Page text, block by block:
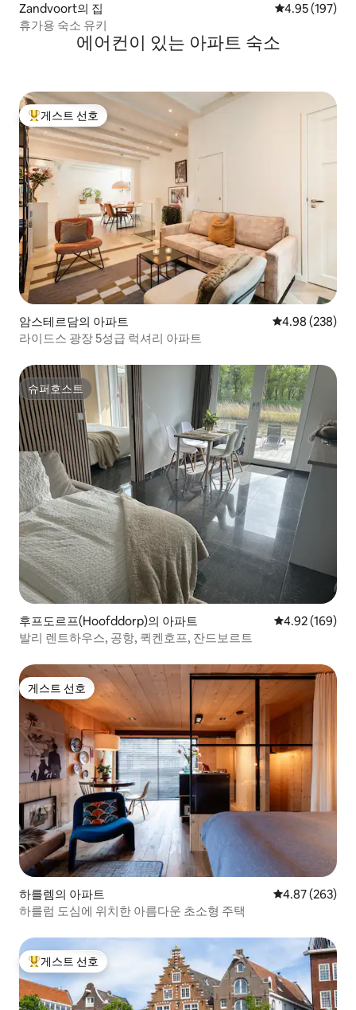
Zandvoort의 집 평점 4.95점(5
4.95 (197)
휴가용 숙소 유키
에어컨이 있는 아파트 숙소
상위 게스트 선호
게스트 선호
암스테르담의 아파트 평점 4.98점(5
4.98 (238)
라이드스 광장 5성급 럭셔리 아파트
슈퍼호스트
슈퍼호스트
후프도르프(Hoofddorp)의 아파트 평점 4.92점(5
4.92 (169)
발리 렌트하우스, 공항, 퀵켄호프, 잔드보르트
게스트 선호
게스트 선호
하를렘의 아파트 평점 4.87점(5
4.87 (263)
하를럼 도심에 위치한 아름다운 초소형 주택
상위 게스트 선호
게스트 선호